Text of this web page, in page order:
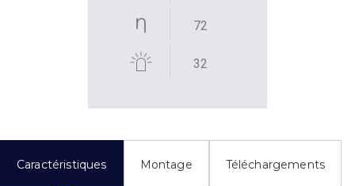
72
32
Caractéristiques Montage Téléchargements